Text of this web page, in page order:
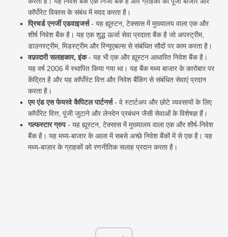
कॉर्पोरेट विकास के संबंध में मदद करता है।
प्रिचर्ड एनर्जी एडवाइजर्स- यह ह्यूस्टन, टेक्सास में मुख्यालय वाला एक और
शीर्ष निवेश बैंक है। यह एक शुद्ध ऊर्जा सेवा प्रदाता बैंक है जो अपस्ट्रीम,
डाउनस्ट्रीम, मिडस्ट्रीम और रिन्यूएबल्स से संबंधित सौदों पर काम करता है।
वफ़ादारी सलाहकार, इंक- यह भी एक और ह्यूस्टन आधारित निवेश बैंक है।
यह वर्ष 2006 में स्थापित किया गया था। यह बैंक मध्य बाजार के कारोबार पर
केंद्रित है और यह कॉर्पोरेट वित्त और निवेश बैंकिंग से संबंधित सेवाएं प्रदान
करता है।
एम एंड एस फेयरवे कैपिटल पार्टनर्स- वे स्टार्टअप और छोटे व्यवसायों के लिए
कॉर्पोरेट वित्त, पूंजी जुटाने और लेनदेन प्रबंधन जैसी सेवाओं के विशेषज्ञ हैं।
गल्फस्टार ग्रुप- यह ह्यूस्टन, टेक्सास में मुख्यालय वाला एक और शीर्ष-निवेश
बैंक है। यह मध्य-बाजार के आला में सबसे अच्छे निवेश बैंकों में से एक है। यह
मध्य-बाज़ार के ग्राहकों को रणनीतिक सलाह प्रदान करता है।